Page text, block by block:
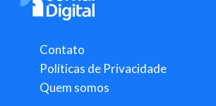
Contato
Políticas de Privacidade
Quem somos